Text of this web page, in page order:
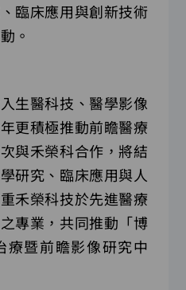
臨床應用與創新技術
。
生醫科技、醫學影像
更積極推動前瞻醫療
與禾榮科合作，將結
研究、臨床應用與人
禾榮科技於先進醫療
專業，共同推動「博
療暨前瞻影像研究中